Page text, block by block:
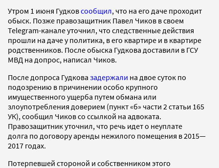
Утром 1 июня Гудковсообщил, что на его даче проходит
обыск. Позже правозащитник Павел Чиков в своем
Telegram-канале уточнил, что следственные действия
прошли на даче у политика, в его квартире и в квартире
родственников. После обыска Гудкова доставили в ГСУ
МВД на допрос, написал Чиков.
После допроса Гудкова задержали на двое суток по
подозрению в причинении особо крупного
имущественного ущерба путем обмана или
злоупотребления доверием (пункт «б» части 2 статьи 165
УК), сообщил Чиков со ссылкой на адвоката.
Правозащитник уточнил, что речь идет о неуплате
долга по договору аренды нежилого помещения в 2015—
2017 годах.
Потерпевшей стороной и собственником этого